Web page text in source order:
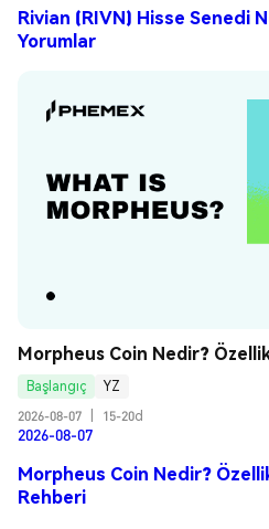
Rivian (RIVN) Hisse Senedi
Yorumlar
Morpheus Coin Nedir?
Başlangıç
YZ
2026-08-07
15-20d
2026-08-07
Morpheus Coin Nedir?
Rehberi